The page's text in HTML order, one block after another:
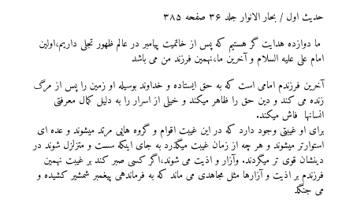
حدیث اول / بحار الانوار جلد ۳۶ صفحه ۳۸۵
ما دوازده هدایت گر هستیم که پس از خاتمیت پیامبر در عالم ظهور تجلی داریم،اولین
امام علی علیه السلام و آخرین ما،نهمین فرزند من می باشد
آخرین فرزندم امامی است که به حق ایستاده و خداوند بوسیله او زمین را پس از مرگ
زنده می کند و دین حق را ظاهر میکند و خیلی از اسرار را به دلیل کمال معرفتی
انسانها فاش میکند.
برای او غیبتی وجود دارد که در این غیبت اقوام و گروه هایی مرتد میشوند و عده ای
استوارتر میشوند و هر چه از زمان غیبت میگذرد به جای اینکه سست و متزلزل شوند در
دینشان قوی تر میگردند. وآزار و اذیت می شوند،اگر کسی صبر کند بر غیبت نهمین
فرزندم بر اذیت و آزارها مثل مجاهدی می ماند که به فرماندهی پیغمبر شمشیر کشیده و
می جنگد